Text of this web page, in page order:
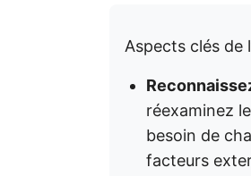
Aspects clés de
réexaminez
besoin de
facteurs